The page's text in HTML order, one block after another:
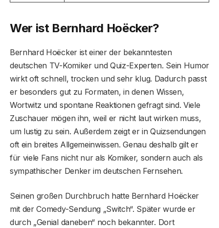
Wer ist Bernhard Hoëcker?
Bernhard Hoëcker ist einer der bekanntesten
deutschen TV-Komiker und Quiz-Experten. Sein Humor
wirkt oft schnell, trocken und sehr klug. Dadurch passt
er besonders gut zu Formaten, in denen Wissen,
Wortwitz und spontane Reaktionen gefragt sind. Viele
Zuschauer mögen ihn, weil er nicht laut wirken muss,
um lustig zu sein. Außerdem zeigt er in Quizsendungen
oft ein breites Allgemeinwissen. Genau deshalb gilt er
für viele Fans nicht nur als Komiker, sondern auch als
sympathischer Denker im deutschen Fernsehen.
Seinen großen Durchbruch hatte Bernhard Hoëcker
mit der Comedy-Sendung „Switch“. Später wurde er
durch „Genial daneben“ noch bekannter. Dort